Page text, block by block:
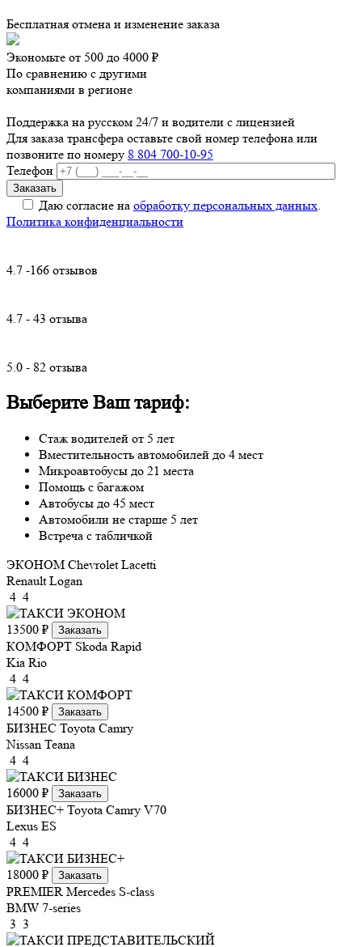
Бесплатная отмена и изменение заказа
Экономьте от 500 до 4000 ₽
По сравнению с другими
компаниями в регионе
Поддержка на русском 24/7 и водители с лицензией
Для заказа трансфера оставьте свой номер телефона или
позвоните по номеру 8 804 700-10-95
Телефон
Даю согласие на обработку персональных данных.
Политика конфиденциальности
4.7 -166 отзывов
4.7 - 43 отзыва
5.0 - 82 отзыва
Выберите Ваш тариф:
Стаж водителей от 5 лет
Вместительность автомобилей до 4 мест
Микроавтобусы до 21 места
Помощь с багажом
Автобусы до 45 мест
Автомобили не старше 5 лет
Встреча с табличкой
ЭКОНОМ Chevrolet Lacetti
Renault Logan
4 4
13500 ₽ Заказать
КОМФОРТ Skoda Rapid
Kia Rio
4 4
14500 ₽ Заказать
БИЗНЕС Toyota Camry
Nissan Teana
4 4
16000 ₽ Заказать
БИЗНЕС+ Toyota Camry V70
Lexus ES
4 4
18000 ₽ Заказать
PREMIER Mercedes S-class
BMW 7-series
3 3